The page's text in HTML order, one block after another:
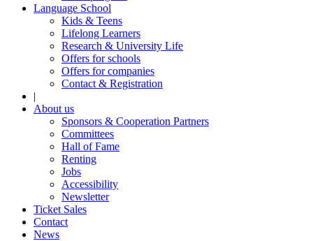
Language School
Kids & Teens
Lifelong Learners
Research & University Life
Offers for schools
Offers for companies
Contact & Registration
|
About us
Sponsors & Cooperation Partners
Committees
Hall of Fame
Renting
Jobs
Accessibility
Newsletter
Ticket Sales
Contact
News